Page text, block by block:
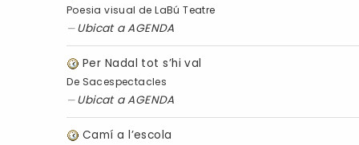
Poesia visual de LaBú Teatre
Ubicat aAGENDA
Per Nadal tot s’hi val
De Sacespectacles
Ubicat aAGENDA
Camí a l’escola